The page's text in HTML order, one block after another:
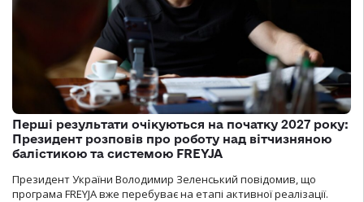
Перші результати очікуються на початку 2027 року:
Президент розповів про роботу над вітчизняною
балістикою та системою FREYJA
Президент України Володимир Зеленський повідомив, що
програма FREYJA вже перебуває на етапі активної реалізації.